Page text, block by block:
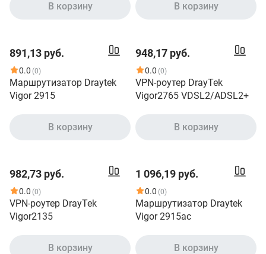
В корзину
В корзину
891,13 руб.
0.0 (0)
Маршрутизатор Draytek
Vigor 2915
В корзину
948,17 руб.
0.0 (0)
VPN-роутер DrayTek
Vigor2765 VDSL2/ADSL2+
В корзину
982,73 руб.
0.0 (0)
VPN-роутер DrayTek
Vigor2135
В корзину
1 096,19 руб.
0.0 (0)
Маршрутизатор Draytek
Vigor 2915ac
В корзину